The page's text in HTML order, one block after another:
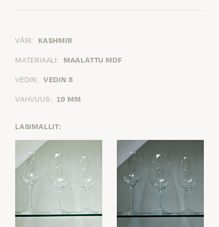
VÄRI: KASHMIR
MATERIAALI: MAALATTU MDF
VEDIN: VEDIN 8
VAHVUUS: 19 MM
LASIMALLIT: